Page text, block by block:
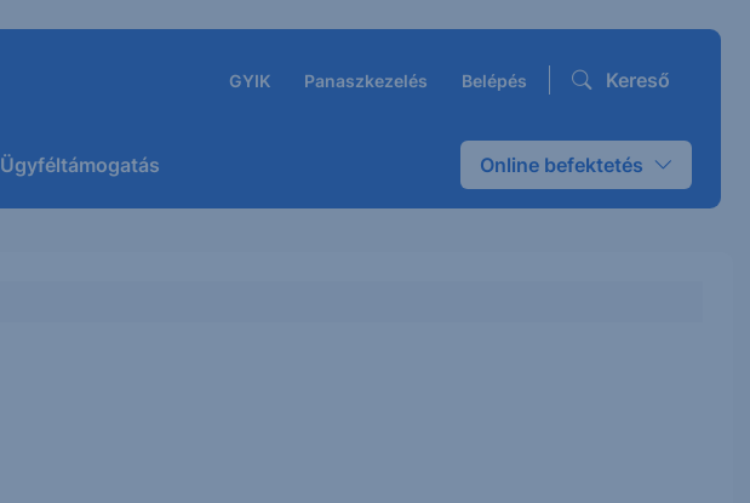
GYIK Panaszkezelés Belépés Kereső
Ügyféltámogatás Online befektetés